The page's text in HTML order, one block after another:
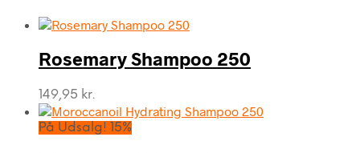
Rosemary Shampoo 250
149,95 kr.
På Udsalg! 15%